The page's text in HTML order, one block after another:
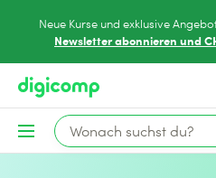
Neue Kurse und exklusive
Newsletter abonnieren und